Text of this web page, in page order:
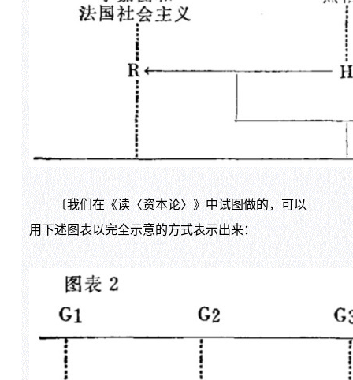
〔我们在《读〈资本论〉》中试图做的，可以
用下述图表以完全示意的方式表示出来：